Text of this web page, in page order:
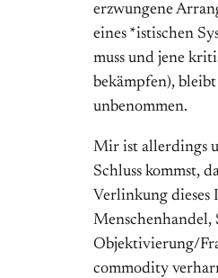
erzwungene
eines *istischen
muss und jene
bekämpfen),
unbenommen.
Mir ist allerdings
Schluss kommst,
Verlinkung dieses
Menschenhandel,
Objektivierung/
commodity